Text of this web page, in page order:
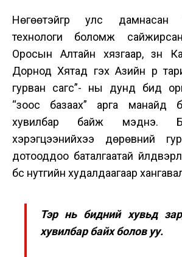
Нөгөөтэйгүүр улс дамнасан
технологи боломж
Оросын Алтайн хязгаар, зүүн
Дорнод Хятад гэх Азийн үр
гурван сагс”- ны дунд бид
“зоос базаах” арга манайд
хувилбар байж мэднэ.
хэрэгцээнийхээ дөрөвний
дотооддоо баталгаатай
бүс нутгийн худалдаагаар
Тэр нь бидний хувьд
хувилбар байх болов уу.